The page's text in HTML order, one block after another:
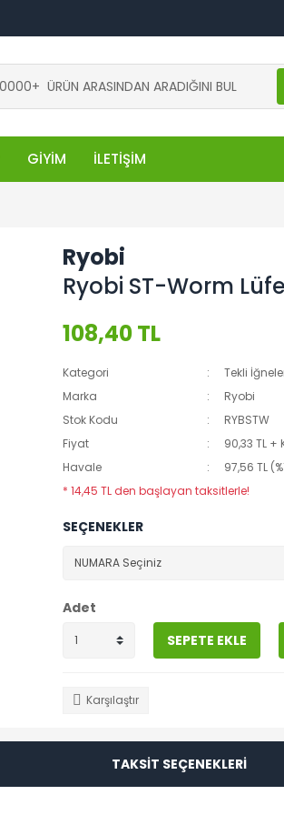
GİYİM İLETİŞİM
Ryobi
Ryobi ST-Worm
108,40 TL
Kategori
Tekli
Marka
Ryobi
Stok Kodu
RYBSTW
Fiyat
90,33 TL +
Havale
97,56 TL
* 14,45 TL den başlayan taksitlerle!
SEÇENEKLER
Adet
SEPETE EKLE
Karşılaştır
TAKSİT SEÇENEKLERİ